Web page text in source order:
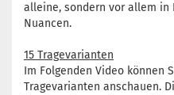
alleine, sondern vor allem in
Nuancen.
15 Tragevarianten
Im Folgenden Video können
Tragevarianten anschauen.